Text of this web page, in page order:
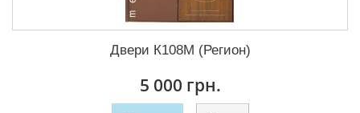
Двери К108М (Регион)
5 000 грн.